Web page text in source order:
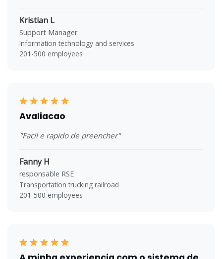
Kristian L
Support Manager
Information technology and services
201-500 employees
Avaliacao
"Facil e rapido de preencher"
Fanny H
responsable RSE
Transportation trucking railroad
201-500 employees